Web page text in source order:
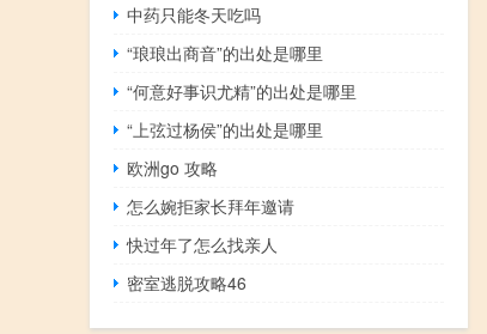
中药只能冬天吃吗
“琅琅出商音”的出处是哪里
“何意好事识尤精”的出处是哪里
“上弦过杨侯”的出处是哪里
欧洲go 攻略
怎么婉拒家长拜年邀请
快过年了怎么找亲人
密室逃脱攻略46